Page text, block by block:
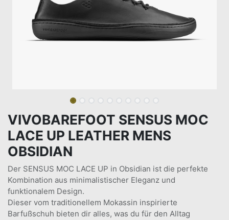
VIVOBAREFOOT SENSUS MOC
LACE UP LEATHER MENS
OBSIDIAN
Der SENSUS MOC LACE UP in Obsidian ist die perfekte
Kombination aus minimalistischer Eleganz und
funktionalem Design.
Dieser vom traditionellem Mokassin inspirierte
Barfußschuh bieten dir alles, was du für den Alltag